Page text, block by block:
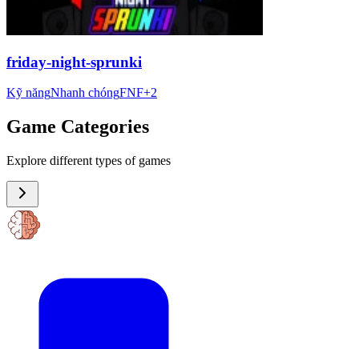
friday-night-sprunki
Kỹ năngNhanh chóngFNF+2
Game Categories
Explore different types of games